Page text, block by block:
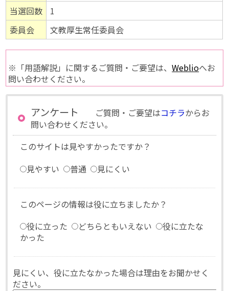
当選回数
1
委員会
文教厚生常任委員会
※「用語解説」に関するご質問・ご要望は、Weblioへお
問い合わせください。
アンケート ご質問・ご要望はコチラからお
問い合わせください。
このサイトは見やすかったですか？
見やすい
普通 見にくい
このページの情報は役に立ちましたか？
役に立った
どちらともいえない
役に立たな
かった
見にくい、役に立たなかった場合は理由をお聞かせく
ださい。